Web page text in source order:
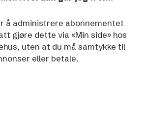
å administrere abonnementet
gjøre dette via «Min side» hos
uten at du må samtykke til
eller betale.